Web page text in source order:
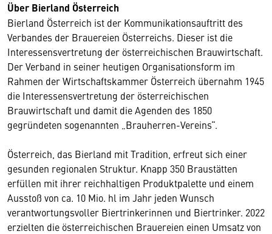
Über Bierland Österreich
Bierland Österreich ist der Kommunikationsauftritt des
Verbandes der Brauereien Österreichs. Dieser ist die
Interessensvertretung der österreichischen Brauwirtschaft.
Der Verband in seiner heutigen Organisationsform im
Rahmen der Wirtschaftskammer Österreich übernahm 1945
die Interessensvertretung der österreichischen
Brauwirtschaft und damit die Agenden des 1850
gegründeten sogenannten „Brauherren-Vereins“.
Österreich, das Bierland mit Tradition, erfreut sich einer
gesunden regionalen Struktur. Knapp 350 Braustätten
erfüllen mit ihrer reichhaltigen Produktpalette und einem
Ausstoß von ca. 10 Mio. hl im Jahr jeden Wunsch
verantwortungsvoller Biertrinkerinnen und Biertrinker. 2022
erzielten die österreichischen Brauereien einen Umsatz von